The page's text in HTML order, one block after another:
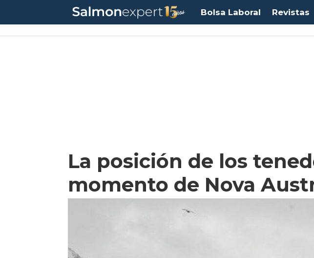
Bolsa Laboral Revistas
La posición de los
momento de Nova